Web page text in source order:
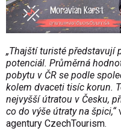
„Thajští turisté představují
potenciál. Průměrná
pobytu v ČR se podle
kolem dvaceti tisíc korun.
nejvyšší útratou v Česku,
co do výše útraty na špici,“
agentury CzechTourism.